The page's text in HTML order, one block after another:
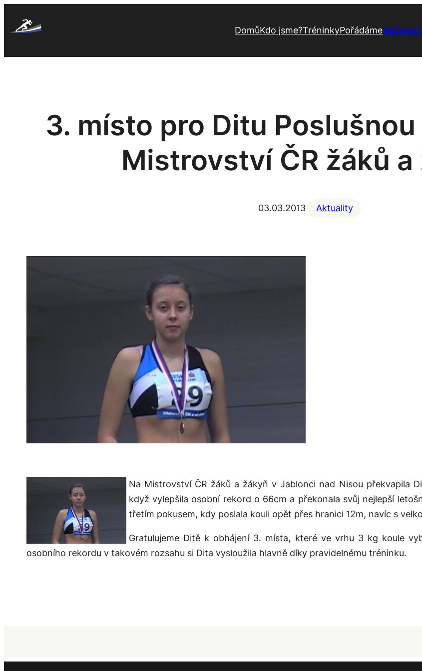
DomůKdo jsme?TréninkyPořádámeVečerní
3. místo pro Ditu
Mistrovství ČR žáků a
03.03.2013 Aktuality
Na Mistrovství ČR žáků a žákyň v Jablonci nad Nisou překvapila
když vylepšila osobní rekord o 66cm a překonala svůj nejlepší
třetím pokusem, kdy poslala kouli opět přes hranici 12m, navíc s
Gratulujeme Ditě k obhájení 3. místa, které ve vrhu 3 kg koule
osobního rekordu v takovém rozsahu si Dita vysloužila hlavně díky pravidelnému tréninku.